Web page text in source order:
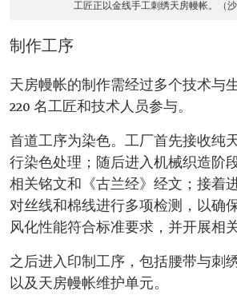
工匠正以金线手工刺绣天房幔帐。（沙
制作工序
天房幔帐的制作需经过多个技术与
220 名工匠和技术人员参与。
首道工序为染色。工厂首先接收纯
行染色处理；随后进入机械织造阶
相关铭文和《古兰经》经文；接着
对丝线和棉线进行多项检测，以确
风化性能符合标准要求，并开展相
之后进入印制工序，包括腰带与刺
以及天房幔帐维护单元。